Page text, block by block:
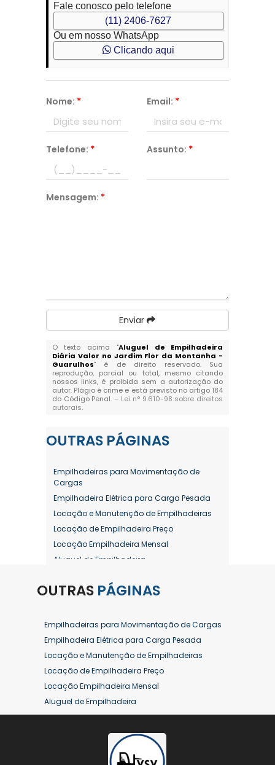
Fale conosco pelo telefone
(11) 2406-7627
Ou em nosso WhatsApp
Clicando aqui
Nome: * Email: *
Telefone: * Assunto: *
Mensagem: *
Enviar
O texto acima "Aluguel de Empilhadeira
Diária Valor no Jardim Flor da Montanha -
Guarulhos" é de direito reservado. Sua
reprodução, parcial ou total, mesmo citando
nossos links, é proibida sem a autorização do
autor. Plágio é crime e está previsto no artigo 184
do Código Penal. – Lei n° 9.610-98 sobre direitos
autorais.
OUTRAS PÁGINAS
Empilhadeiras para Movimentação de
Cargas
Empilhadeira Elétrica para Carga Pesada
Locação e Manutenção de Empilhadeiras
Locação de Empilhadeira Preço
Locação Empilhadeira Mensal
Aluguel de Empilhadeira
Aluguel de Empilhadeira Diária Valor
Aluguel de Empilhadeira Elétrica Preço
Aluguel de Empilhadeira Mensal
Aluguel de Empilhadeira Preço
Aluguel de Empilhadeira Valor
Aluguel de Empilhadeiras Eletricas
Conserto de Empilhadeira
Contrato de Locação de Empilhadeira
Empilhadeira a Combustão Hyster
Empilhadeira a Combustão Toyota
OUTRAS PÁGINAS
Empilhadeiras para Movimentação de Cargas
Empilhadeira Elétrica para Carga Pesada
Locação e Manutenção de Empilhadeiras
Locação de Empilhadeira Preço
Locação Empilhadeira Mensal
Aluguel de Empilhadeira
Aluguel de Empilhadeira a Combustão
Aluguel de Empilhadeira Diária Valor
Aluguel de Empilhadeira Elétrica
Aluguel de Empilhadeira Elétrica Preço